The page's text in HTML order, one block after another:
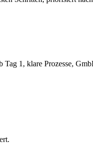
1, klare Prozesse,